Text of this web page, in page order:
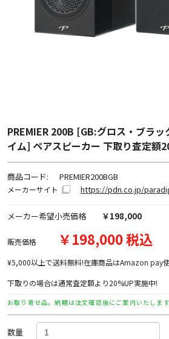
PREMIER 200B [GB:グロス・ブラ
イム] ペアスピーカー 下取り査定額
商品コード: PREMIER200BGB
メーカーサイト https://pdn.co.jp/
メーカー希望小売価格 ￥198,000
販売価格 ￥198,000 税込
¥5,000以上で送料無料!在庫商品はAmazon pay
下取りの場合は通常査定額より20%UP実施中!
お取り寄せ品。納期は注文確認後にご案内いたします
数量